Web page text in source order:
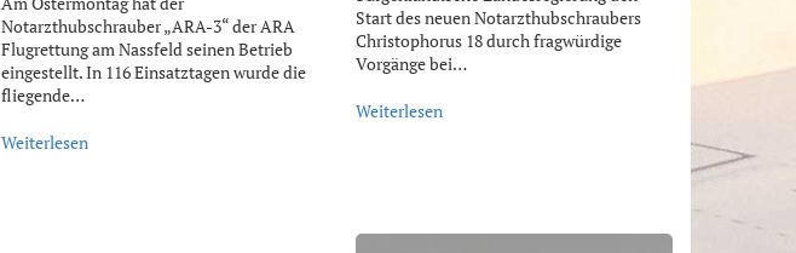
Notarzthubschrauber „ARA-3“ der ARA
Flugrettung am Nassfeld seinen Betrieb
eingestellt. In 116 Einsatztagen wurde die
fliegende…
Weiterlesen
Start des neuen Notarzthubschraubers
Christophorus 18 durch fragwürdige
Vorgänge bei…
Weiterlesen